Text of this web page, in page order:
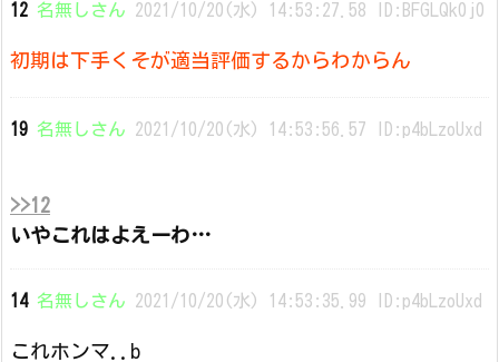
12 名無しさん 2021/10/20(水) 14:53:27.58 ID:BFGLQk0j0
初期は下手くそが適当評価するからわからん
19 名無しさん 2021/10/20(水) 14:53:56.57 ID:p4bLzoUxd
>>12
いやこれはよえーわ…
14 名無しさん 2021/10/20(水) 14:53:35.99 ID:p4bLzoUxd
これホンマ..b